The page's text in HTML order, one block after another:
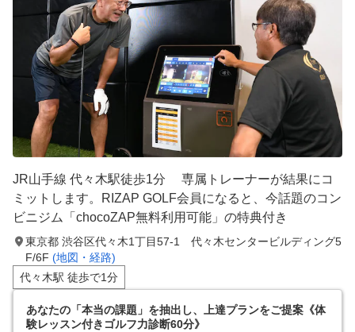
JR山手線 代々木駅徒歩1分 専属トレーナーが結果にコ
ミットします。RIZAP GOLF会員になると、今話題のコン
ビニジム「chocoZAP無料利用可能」の特典付き
東京都 渋谷区代々木1丁目57-1 代々木センタービルディング5
F/6F (地図・経路)
代々木駅 徒歩で1分
あなたの「本当の課題」を抽出し、上達プランをご提案《体
験レッスン付きゴルフ力診断60分》